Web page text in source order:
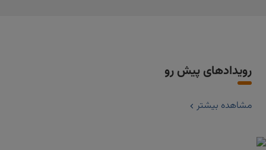
رویدادهای پیش رو
مشاهده بیشتر